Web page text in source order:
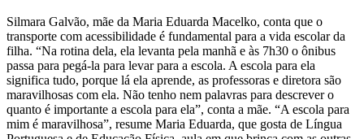
Silmara Galvão, mãe da Maria Eduarda Macelko, conta que o
transporte com acessibilidade é fundamental para a vida escolar da
filha. “Na rotina dela, ela levanta pela manhã e às 7h30 o ônibus
passa para pegá-la para levar para a escola. A escola para ela
significa tudo, porque lá ela aprende, as professoras e diretora são
maravilhosas com ela. Não tenho nem palavras para descrever o
quanto é importante a escola para ela”, conta a mãe. “A escola para
mim é maravilhosa”, resume Maria Eduarda, que gosta de Língua